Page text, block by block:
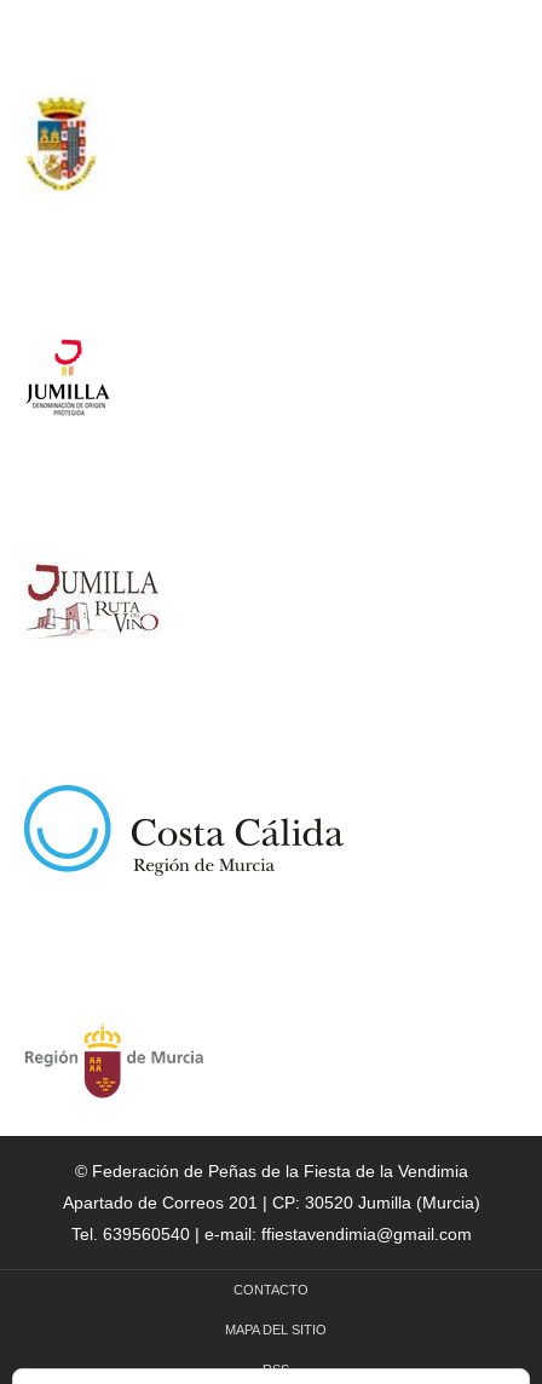
© Federación de Peñas de la Fiesta de la Vendimia
Apartado de Correos 201 | CP: 30520 Jumilla (Murcia)
Tel. 639560540 | e-mail: ffiestavendimia@gmail.com
CONTACTO
MAPA DEL SITIO
RSS